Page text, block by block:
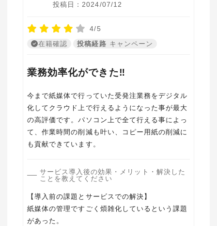
投稿日：2024/07/12
4/5
在籍確認
投稿経路 キャンペーン
業務効率化ができた‼
今まで紙媒体で行っていた受発注業務をデジタル
化してクラウド上で行えるようになった事が最大
の高評価です。パソコン上で全て行える事によっ
て、作業時間の削減も叶い、コピー用紙の削減に
も貢献できています。
サービス導入後の効果・メリット・解決した
ことを教えてください
【導入前の課題とサービスでの解決】
紙媒体の管理ですごく煩雑化しているという課題
があった。